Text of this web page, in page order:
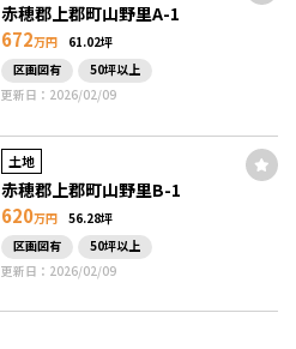
赤穂郡上郡町山野里A-1
672万円
61.02坪
区画図有
50坪以上
更新日：2026/02/09
土地
赤穂郡上郡町山野里B-1
620万円
56.28坪
区画図有
50坪以上
更新日：2026/02/09